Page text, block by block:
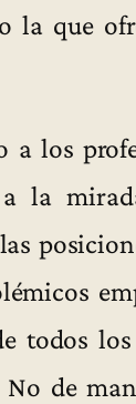
la que
a los
la
todos
No de